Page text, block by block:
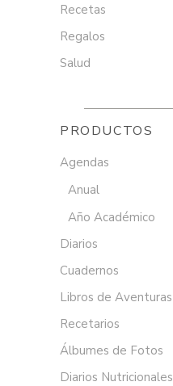
Recetas
Regalos
Salud
PRODUCTOS
Agendas
Anual
Año Académico
Diarios
Cuadernos
Libros de Aventuras
Recetarios
Álbumes de Fotos
Diarios Nutricionales